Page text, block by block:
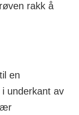
rakk å
en
underkant av